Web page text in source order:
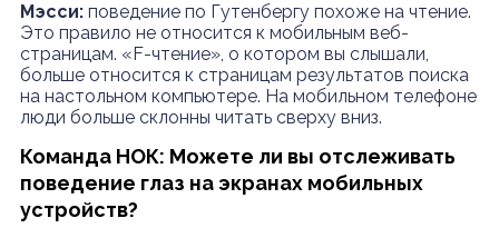
Мэсси: поведение по Гутенбергу похоже на чтение.
Это правило не относится к мобильным веб-
страницам. «F-чтение», о котором вы слышали,
больше относится к страницам результатов поиска
на настольном компьютере. На мобильном телефоне
люди больше склонны читать сверху вниз.
Команда НОК: Можете ли вы отслеживать
поведение глаз на экранах мобильных
устройств?